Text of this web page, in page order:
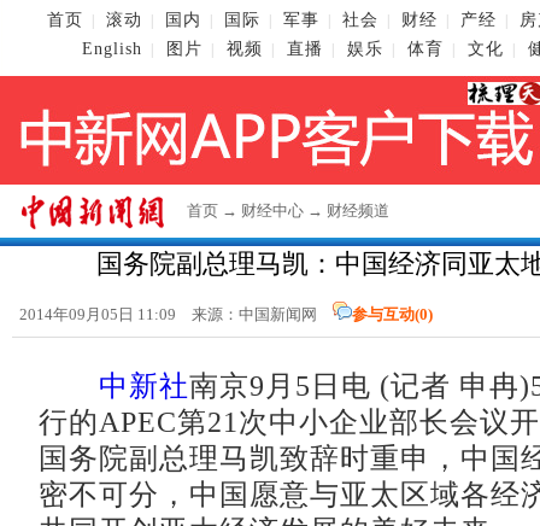
首页 滚动 国内 国际 军事 社会 财经 产经
English
图片 视频 直播 娱乐 体育 文化
首页 → 财经中心 → 财经频道
国务院副总理马凯：中国经济同亚太
2014年09月05日 11:09 来源： 中国新闻网 参与互动(0)
中新社南京9月5日电 (记者 申冉
行的APEC第21次中小企业部长会议
国务院副总理马凯致辞时重申，中国
密不可分，中国愿意与亚太区域各经